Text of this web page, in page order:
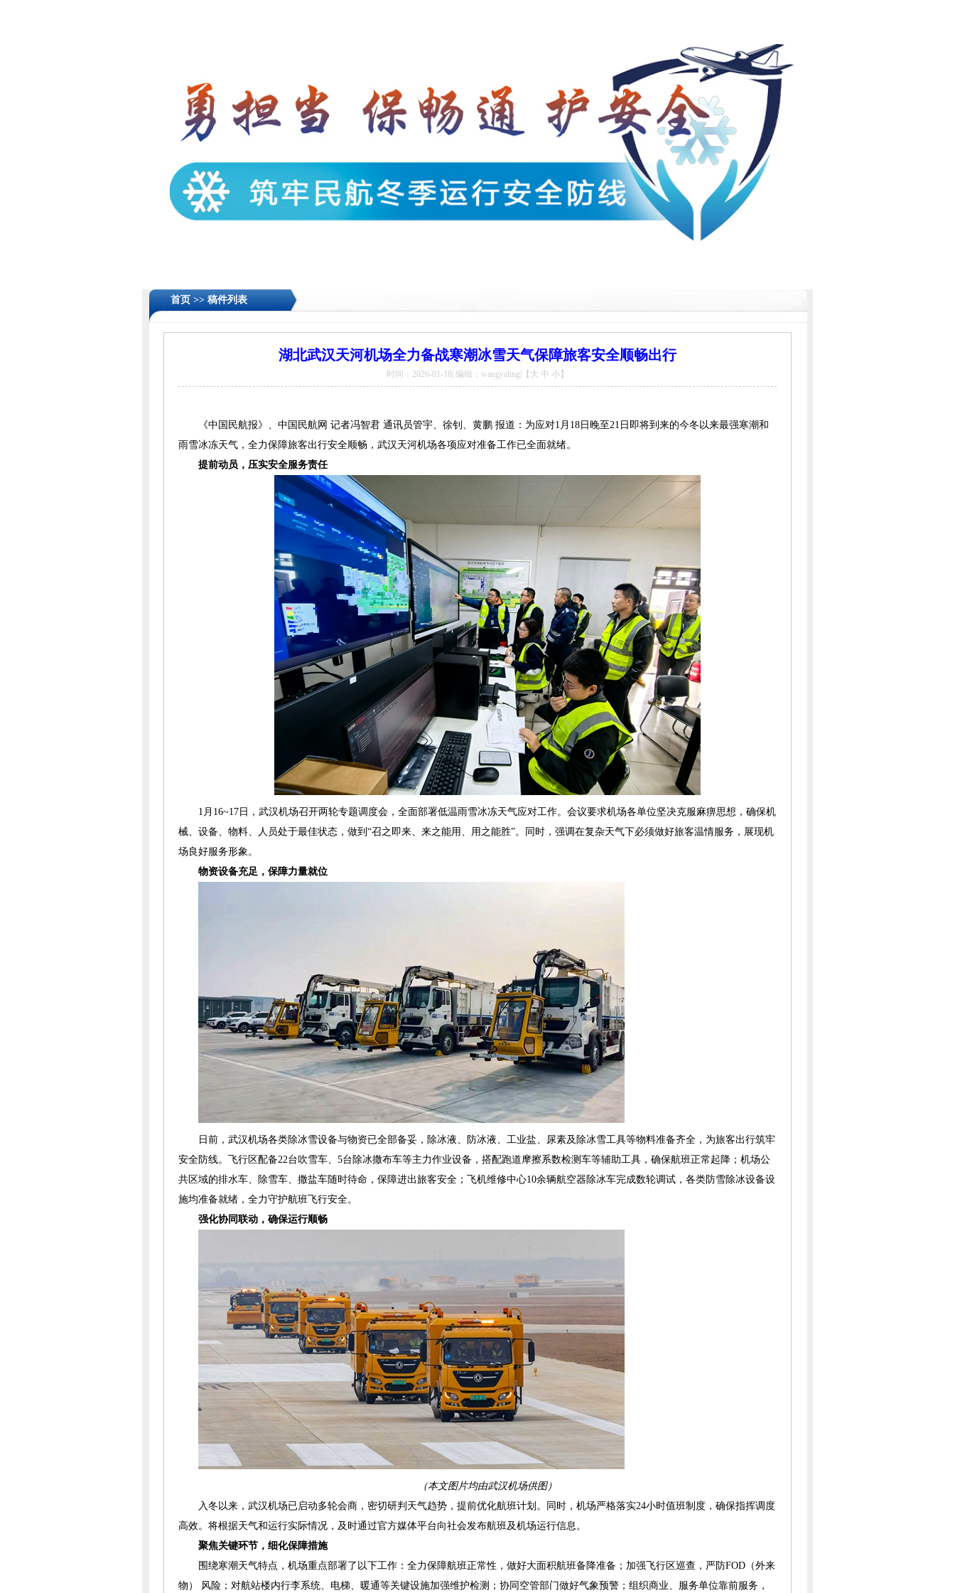
首页 >> 稿件列表
湖北武汉天河机场全力备战寒潮冰雪天气保障旅客安全顺畅出行
时间：2026-01-18| 编辑：wangyaling|【 大 中 小】
《中国民航报》、中国民航网 记者冯智君 通讯员管宇、徐钊、黄鹏 报道：为应对1月18日晚至21日即将到来的今冬以来最强寒潮和
雨雪冰冻天气，全力保障旅客出行安全顺畅，武汉天河机场各项应对准备工作已全面就绪。
提前动员，压实安全服务责任
1月16~17日，武汉机场召开两轮专题调度会，全面部署低温雨雪冰冻天气应对工作。会议要求机场各单位坚决克服麻痹思想，确保机
械、设备、物料、人员处于最佳状态，做到“召之即来、来之能用、用之能胜”。同时，强调在复杂天气下必须做好旅客温情服务，展现机
场良好服务形象。
物资设备充足，保障力量就位
日前，武汉机场各类除冰雪设备与物资已全部备妥，除冰液、防冰液、工业盐、尿素及除冰雪工具等物料准备齐全，为旅客出行筑牢
安全防线。飞行区配备22台吹雪车、5台除冰撒布车等主力作业设备，搭配跑道摩擦系数检测车等辅助工具，确保航班正常起降；机场公
共区域的排水车、除雪车、撒盐车随时待命，保障进出旅客安全；飞机维修中心10余辆航空器除冰车完成数轮调试，各类防雪除冰设备设
施均准备就绪，全力守护航班飞行安全。
强化协同联动，确保运行顺畅
（本文图片均由武汉机场供图）
入冬以来，武汉机场已启动多轮会商，密切研判天气趋势，提前优化航班计划。同时，机场严格落实24小时值班制度，确保指挥调度
高效。将根据天气和运行实际情况，及时通过官方媒体平台向社会发布航班及机场运行信息。
聚焦关键环节，细化保障措施
围绕寒潮天气特点，机场重点部署了以下工作：全力保障航班正常性，做好大面积航班备降准备；加强飞行区巡查，严防FOD（外来
物） 风险；对航站楼内行李系统、电梯、暖通等关键设施加强维护检测；协同空管部门做好气象预警；组织商业、服务单位靠前服务，